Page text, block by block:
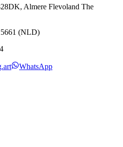
Almere Flevoland The
(NLD)
WhatsApp